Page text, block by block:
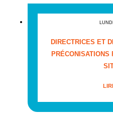
DIRECTRICES ET